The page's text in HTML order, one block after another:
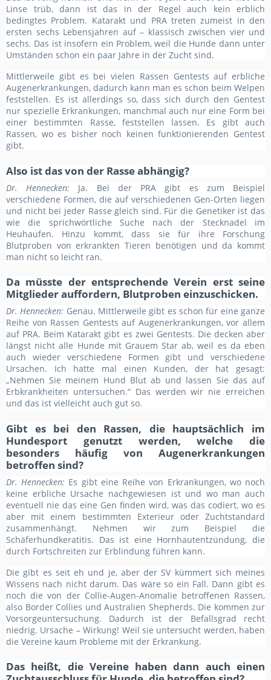
Linse trüb, dann ist das in der Regel auch kein erblich
bedingtes Problem. Katarakt und PRA treten zumeist in den
ersten sechs Lebensjahren auf – klassisch zwischen vier und
sechs. Das ist insofern ein Problem, weil die Hunde dann unter
Umständen schon ein paar Jahre in der Zucht sind.
Mittlerweile gibt es bei vielen Rassen Gentests auf erbliche
Augenerkrankungen, dadurch kann man es schon beim Welpen
feststellen. Es ist allerdings so, dass sich durch den Gentest
nur spezielle Erkrankungen, manchmal auch nur eine Form bei
einer bestimmten Rasse, feststellen lassen. Es gibt auch
Rassen, wo es bisher noch keinen funktionierenden Gentest
gibt.
Also ist das von der Rasse abhängig?
Dr. Hennecken:
Ja. Bei der PRA gibt es zum Beispiel
verschiedene Formen, die auf verschiedenen Gen-Orten liegen
und nicht bei jeder Rasse gleich sind. Für die Genetiker ist das
wie die sprichwörtliche Suche nach der Stecknadel im
Heuhaufen. Hinzu kommt, dass sie für ihre Forschung
Blutproben von erkrankten Tieren benötigen und da kommt
man nicht so leicht ran.
Da müsste der entsprechende Verein erst seine
Mitglieder auffordern, Blutproben einzuschicken.
Dr. Hennecken: Genau. Mittlerweile gibt es schon für eine ganze
Reihe von Rassen Gentests auf Augenerkrankungen, vor allem
auf PRA. Beim Katarakt gibt es zwei Gentests. Die decken aber
längst nicht alle Hunde mit Grauem Star ab, weil es da eben
auch wieder verschiedene Formen gibt und verschiedene
Ursachen. Ich hatte mal einen Kunden, der hat gesagt:
„Nehmen Sie meinem Hund Blut ab und lassen Sie das auf
Erbkrankheiten untersuchen.“ Das werden wir nie erreichen
und das ist vielleicht auch gut so.
Gibt es bei den Rassen, die hauptsächlich im
Hundesport genutzt werden, welche die
besonders häufig von Augenerkrankungen
betroffen sind?
Dr. Hennecken: Es gibt eine Reihe von Erkrankungen, wo noch
keine erbliche Ursache nachgewiesen ist und wo man auch
eventuell nie das eine Gen finden wird, was das codiert, wo es
aber mit einem bestimmten Exterieur oder Zuchtstandard
zusammenhängt. Nehmen wir zum Beispiel die
Schäferhundkeratitis. Das ist eine Hornhautentzündung, die
durch Fortschreiten zur Erblindung führen kann.
Die gibt es seit eh und je, aber der SV kümmert sich meines
Wissens nach nicht darum. Das wäre so ein Fall. Dann gibt es
noch die von der Collie-Augen-Anomalie betroffenen Rassen,
also Border Collies und Australien Shepherds. Die kommen zur
Vorsorgeuntersuchung. Dadurch ist der Befallsgrad recht
niedrig. Ursache – Wirkung! Weil sie untersucht werden, haben
die Vereine kaum Probleme mit der Erkrankung.
Das heißt, die Vereine haben dann auch einen